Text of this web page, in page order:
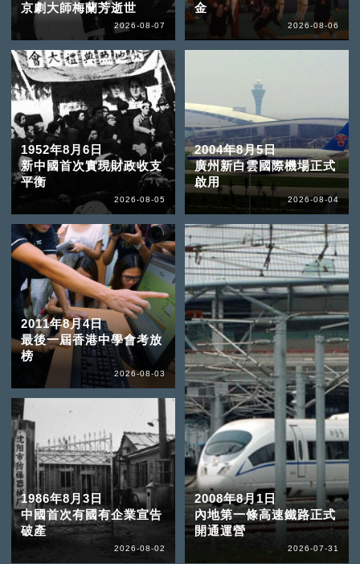
京劇大師梅蘭芳逝世
2026-08-07
金
2026-08-06
1952年8月6日
新中國首次實現財政收支
平衡
2026-08-05
2004年8月5日
廣州新白雲國際機場正式
啟用
2026-08-04
2011年8月4日
最後一屆香港中學會考放
榜
2026-08-03
1986年8月3日
中國首次有國有企業宣告
破產
2026-08-02
2008年8月1日
內地第一條高速鐵路正式
開通運營
2026-07-31